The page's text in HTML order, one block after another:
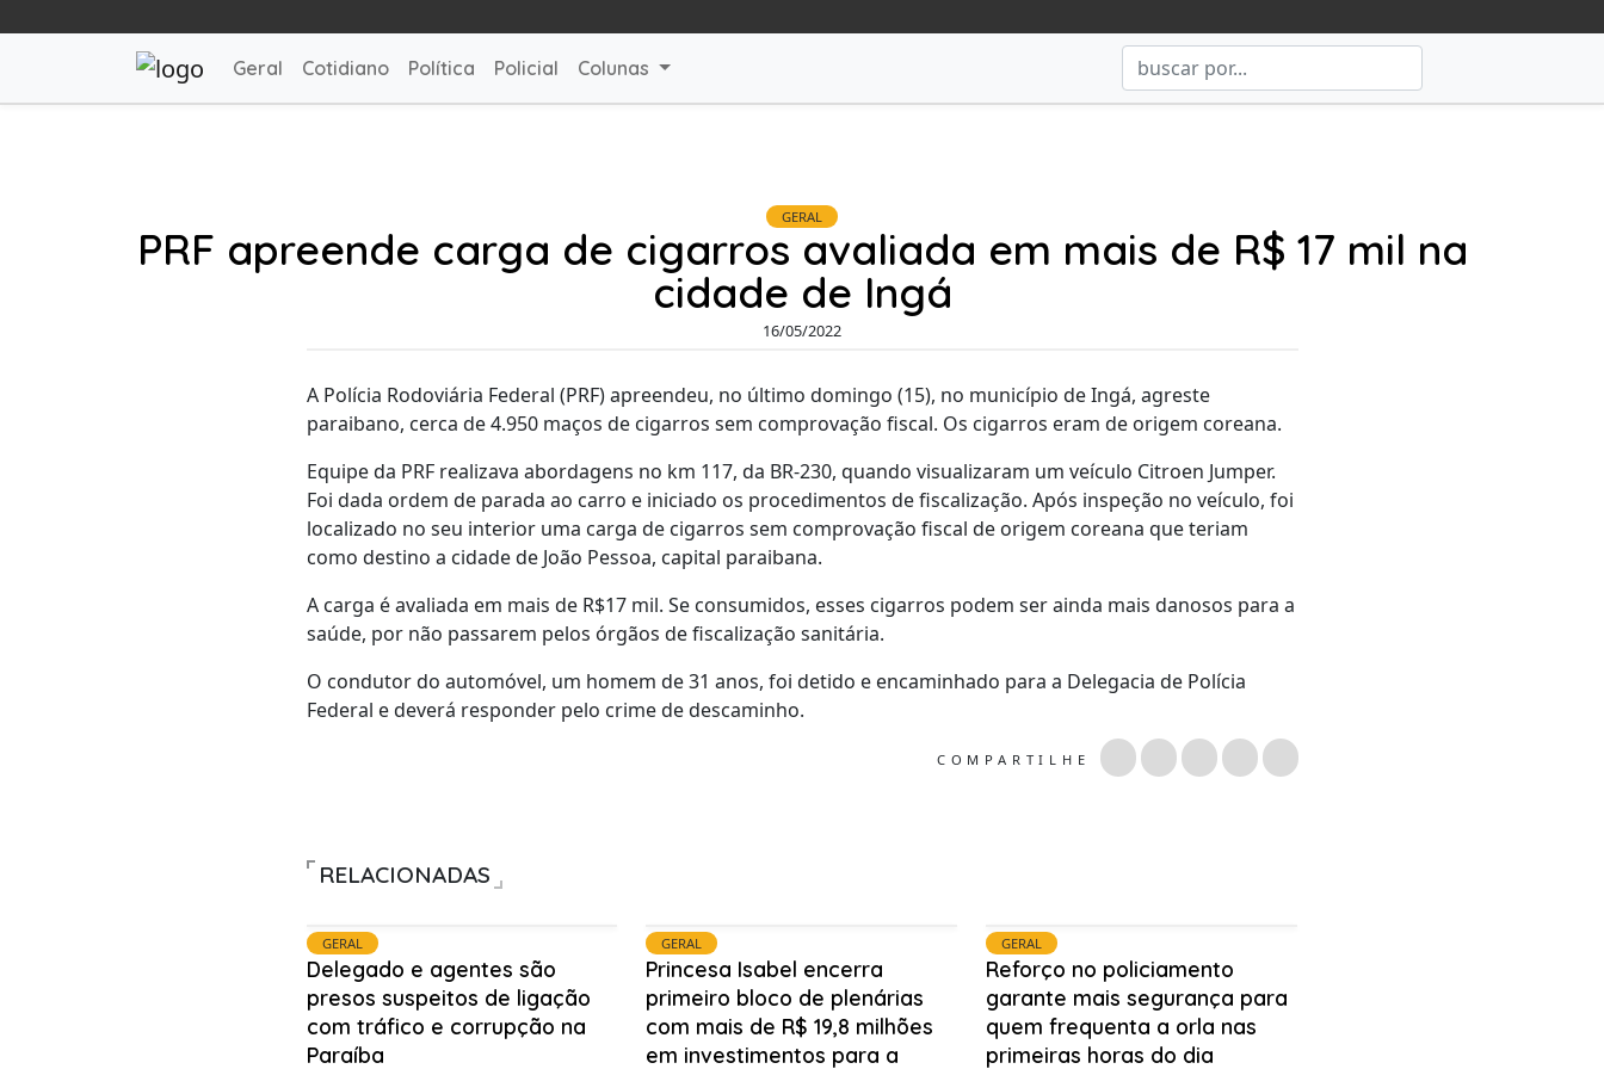
Geral Cotidiano Política Policial Colunas
GERAL
PRF apreende carga de cigarros avaliada em mais de R$ 17 mil na
cidade de Ingá
16/05/2022
A Polícia Rodoviária Federal (PRF) apreendeu, no último domingo (15), no município de Ingá, agreste
paraibano, cerca de 4.950 maços de cigarros sem comprovação fiscal. Os cigarros eram de origem coreana.
Equipe da PRF realizava abordagens no km 117, da BR-230, quando visualizaram um veículo Citroen Jumper.
Foi dada ordem de parada ao carro e iniciado os procedimentos de fiscalização. Após inspeção no veículo, foi
localizado no seu interior uma carga de cigarros sem comprovação fiscal de origem coreana que teriam
como destino a cidade de João Pessoa, capital paraibana.
A carga é avaliada em mais de R$17 mil. Se consumidos, esses cigarros podem ser ainda mais danosos para a
saúde, por não passarem pelos órgãos de fiscalização sanitária.
O condutor do automóvel, um homem de 31 anos, foi detido e encaminhado para a Delegacia de Polícia
Federal e deverá responder pelo crime de descaminho.
COMPARTILHE
RELACIONADAS
GERAL
Delegado e agentes são
presos suspeitos de ligação
com tráfico e corrupção na
Paraíba
GERAL
Princesa Isabel encerra
primeiro bloco de plenárias
com mais de R$ 19,8 milhões
em investimentos para a
GERAL
Reforço no policiamento
garante mais segurança para
quem frequenta a orla nas
primeiras horas do dia